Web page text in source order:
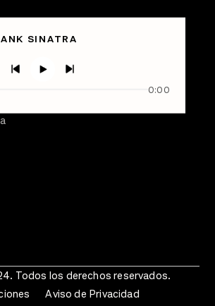
SINATRA
0:00
Todos los derechos reservados.
Aviso de Privacidad